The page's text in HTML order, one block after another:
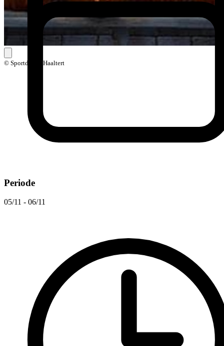
© Sportdienst Haaltert
Periode
05/11 - 06/11